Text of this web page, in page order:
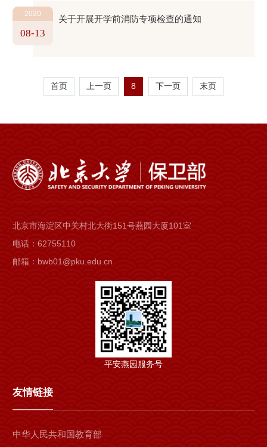
2020
08-13
关于开展开学前消防专项检查的通知
首页 上一页 8 下一页 末页
北京市海淀区中关村北大街151号燕园大厦101室
电话：62755110
邮箱：bwb01@pku.edu.cn
平安燕园服务号
友情链接
中华人民共和国教育部